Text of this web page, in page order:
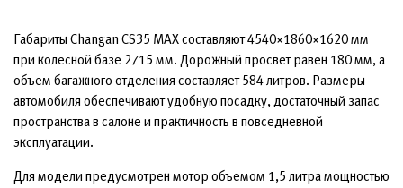
Габариты Changan CS35 MAX составляют 4540×1860×1620 мм
при колесной базе 2715 мм. Дорожный просвет равен 180 мм, а
объем багажного отделения составляет 584 литров. Размеры
автомобиля обеспечивают удобную посадку, достаточный запас
пространства в салоне и практичность в повседневной
эксплуатации.
Для модели предусмотрен мотор объемом 1,5 литра мощностью